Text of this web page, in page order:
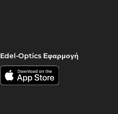
Edel-Optics Εφαρμογή